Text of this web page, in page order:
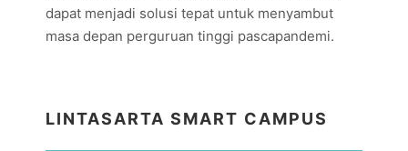
dapat menjadi solusi tepat untuk menyambut
masa depan perguruan tinggi pascapandemi.
LINTASARTA SMART CAMPUS